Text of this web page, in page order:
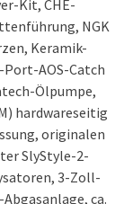
Keramik-
Port-AOS-Catch
Ölpumpe,
hardwareseitig
originalen
SlyStyle-2-
3-Zoll-
ca.